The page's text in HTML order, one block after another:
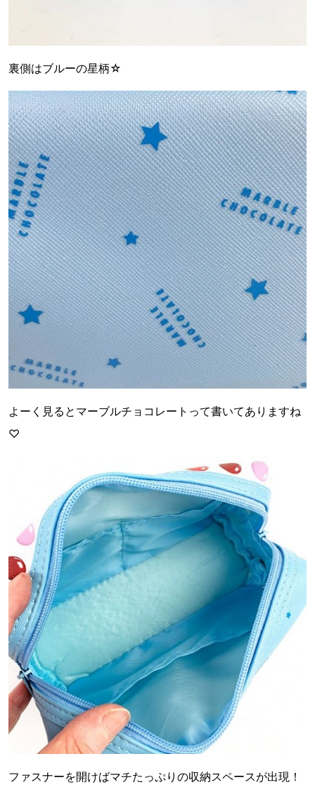
裏側はブルーの星柄☆
よーく見るとマーブルチョコレートって書いてありますね
♡
ファスナーを開けばマチたっぷりの収納スペースが出現！